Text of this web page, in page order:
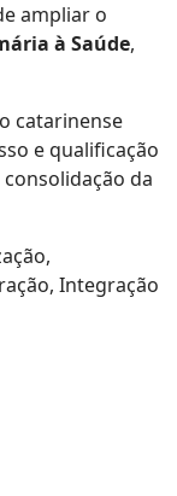
ampliar o
à Saúde,
catarinense
e qualificação
consolidação da
Integração